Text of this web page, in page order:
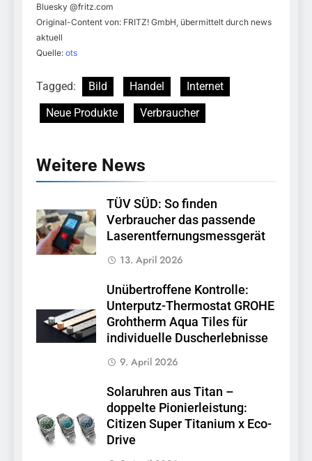
Bluesky @fritz.com
Original-Content von: FRITZ! GmbH, übermittelt durch news
aktuell
Quelle: ots
Tagged: Bild Handel
Internet
Neue Produkte
Verbraucher
Weitere News
TÜV SÜD: So finden
Verbraucher das passende
Laserentfernungsmessgerät
13. April 2026
Unübertroffene Kontrolle:
Unterputz-Thermostat GROHE
Grohtherm Aqua Tiles für
individuelle Duscherlebnisse
9. April 2026
Solaruhren aus Titan –
doppelte Pionierleistung:
Citizen Super Titanium x Eco-
Drive